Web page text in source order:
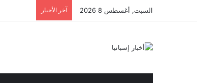
السبت, أغسطس 8 2026 آخر الأخبار